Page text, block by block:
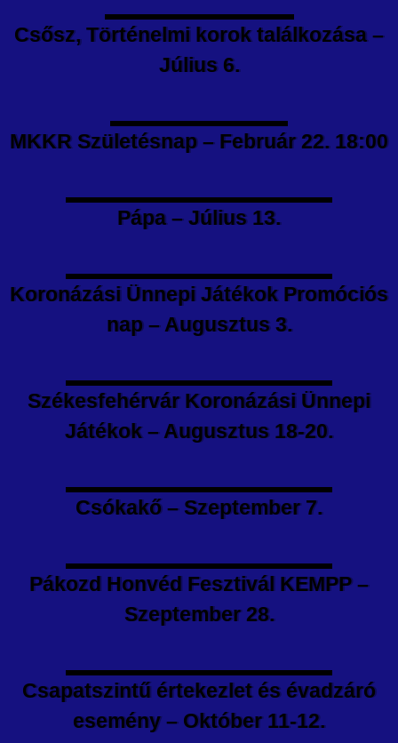
Csősz, Történelmi korok találkozása –
Július 6.
MKKR Születésnap – Február 22. 18:00
Pápa – Július 13.
Koronázási Ünnepi Játékok Promóciós
nap – Augusztus 3.
Székesfehérvár Koronázási Ünnepi
Játékok – Augusztus 18-20.
Csókakő – Szeptember 7.
Pákozd Honvéd Fesztivál KEMPP –
Szeptember 28.
Csapatszintű értekezlet és évadzáró
esemény – Október 11-12.